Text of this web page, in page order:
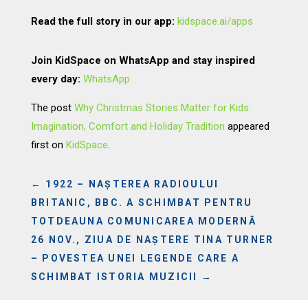
Read the full story in our app: kidspace.ai/apps
Join KidSpace on WhatsApp and stay inspired
every day: WhatsApp
The post Why Christmas Stories Matter for Kids:
Imagination, Comfort and Holiday Tradition appeared
first on KidSpace.
← 1922 – NAȘTEREA RADIOULUI
BRITANIC, BBC. A SCHIMBAT PENTRU
TOTDEAUNA COMUNICAREA MODERNĂ
26 NOV., ZIUA DE NAȘTERE TINA TURNER
– POVESTEA UNEI LEGENDE CARE A
SCHIMBAT ISTORIA MUZICII
→